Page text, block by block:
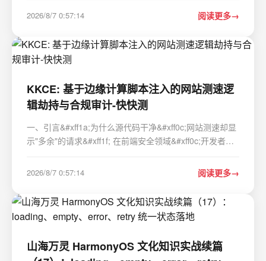
两类互补掩码数据集构建方案 轻量化LoRA微调方案
2026/8/7 0:57:14 阅读更多
KKCE: 基于边缘计算脚本注入的网站测速逻
辑劫持与合规审计-快快测
一、引言&#xff1a;为什么源代码干净&#xff0c;网站测速却显
示"多余"的请求&#xff1f; 在前端安全领域&#xff0c;开发者习
器端文件完整性校验来确保代码安全。只要本地 dist 目录
2026/8/7 0:57:14 阅读更多
山海万灵 HarmonyOS 文化知识实战续篇